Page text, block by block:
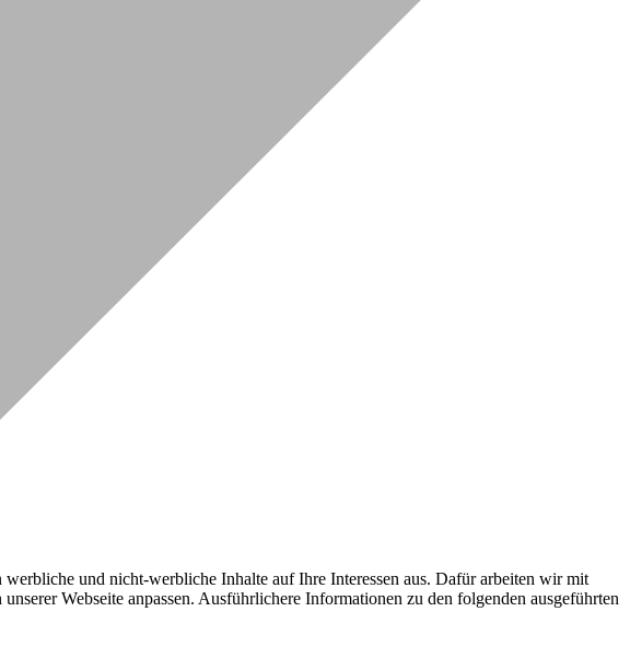
und nicht-werbliche Inhalte auf Ihre Interessen aus. Dafür arbeiten wir mit
Webseite anpassen. Ausführlichere Informationen zu den folgenden ausgeführten